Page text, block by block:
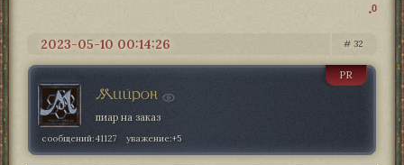
0
32
2023-05-10 00:14:26
Мийрон
PR
пиар на заказ
сообщений:41127 уважение:+5